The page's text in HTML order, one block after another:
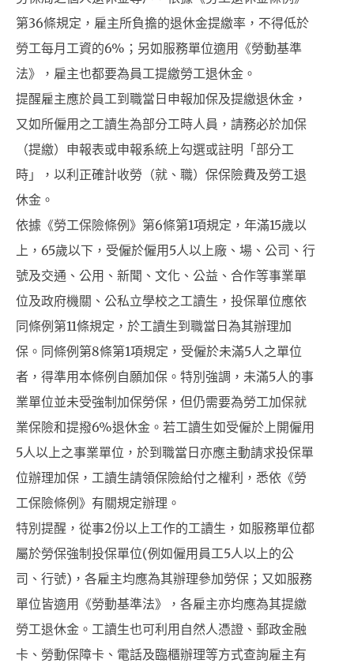
第36條規定，雇主所負擔的退休金提繳率，不得低於
勞工每月工資的6%；另如服務單位適用《勞動基準
法》，雇主也都要為員工提繳勞工退休金。
提醒雇主應於員工到職當日申報加保及提繳退休金，
又如所僱用之工讀生為部分工時人員，請務必於加保
（提繳）申報表或申報系統上勾選或註明「部分工
時」，以利正確計收勞（就、職）保保險費及勞工退
休金。
依據《勞工保險條例》第6條第1項規定，年滿15歲以
上，65歲以下，受僱於僱用5人以上廠、場、公司、行
號及交通、公用、新聞、文化、公益、合作等事業單
位及政府機關、公私立學校之工讀生，投保單位應依
同條例第11條規定，於工讀生到職當日為其辦理加
保。同條例第8條第1項規定，受僱於未滿5人之單位
者，得準用本條例自願加保。特別強調，未滿5人的事
業單位並未受強制加保勞保，但仍需要為勞工加保就
業保險和提撥6%退休金。若工讀生如受僱於上開僱用
5人以上之事業單位，於到職當日亦應主動請求投保單
位辦理加保，工讀生請領保險給付之權利，悉依《勞
工保險條例》有關規定辦理。
特別提醒，從事2份以上工作的工讀生，如服務單位都
屬於勞保強制投保單位(例如僱用員工5人以上的公
司、行號)，各雇主均應為其辦理參加勞保；又如服務
單位皆適用《勞動基準法》，各雇主亦均應為其提繳
勞工退休金。工讀生也可利用自然人憑證、郵政金融
卡、勞動保障卡、電話及臨櫃辦理等方式查詢雇主有